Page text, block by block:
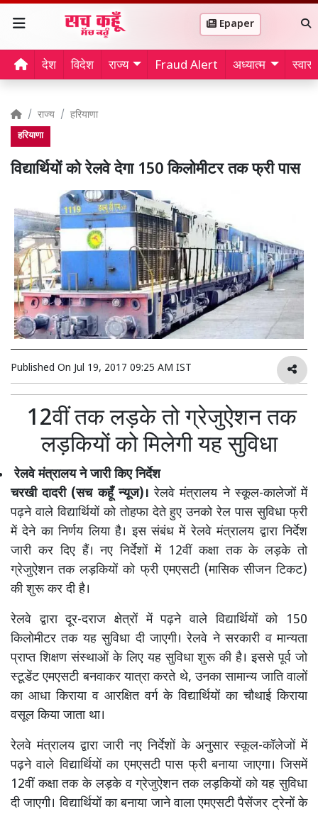
Epaper
देश विदेश राज्य Fraud Alert अध्यात्म
राज्य हरियाणा
हरियाणा
विद्यार्थियों को रेलवे देगा 150 किलोमीटर तक फ्री पास
Published On Jul 19, 2017 09:25 AM IST
12वीं तक लड़के तो ग्रेजुऐशन तक
लड़कियों को मिलेगी यह सुविधा
रेलवे मंत्रालय ने जारी किए निर्देश
चरखी दादरी (सच कहूँ न्यूज)। रेलवे मंत्रालय ने स्कूल-कालेजों में
पढ़ने वाले विद्यार्थियों को तोहफा देते हुए उनको रेल पास सुविधा फ्री
में देने का निर्णय लिया है। इस संबंध में रेलवे मंत्रालय द्वारा निर्देश
जारी कर दिए हैं। नए निर्देशों में 12वीं कक्षा तक के लड़के तो
ग्रेजुऐशन तक लड़कियों को फ्री एमएसटी (मासिक सीजन टिकट)
की शुरू कर दी है।
रेलवे द्वारा दूर-दराज क्षेत्रों में पढ़ने वाले विद्यार्थियों को 150
किलोमीटर तक यह सुविधा दी जाएगी। रेलवे ने सरकारी व मान्यता
प्राप्त शिक्षण संस्थाओं के लिए यह सुविधा शुरू की है। इससे पूर्व जो
स्टूडेंट एमएसटी बनवाकर यात्रा करते थे, उनका सामान्य जाति वालों
का आधा किराया व आरक्षित वर्ग के विद्यार्थियों का चौथाई किराया
वसूल किया जाता था।
रेलवे मंत्रालय द्वारा जारी नए निर्देशों के अनुसार स्कूल-कॉलेजों में
पढ़ने वाले विद्यार्थियों का एमएसटी पास फ्री बनाया जाएगा। जिसमें
12वीं कक्षा तक के लड़के व ग्रेजुऐशन तक लड़कियों को यह सुविधा
दी जाएगी। विद्यार्थियों का बनाया जाने वाला एमएसटी पैसेंजर ट्रेनों के